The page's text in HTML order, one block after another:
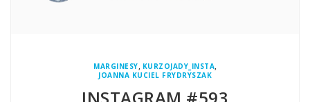
MARGINESY, KURZOJADY_INSTA,
JOANNA KUCIEL FRYDRYSZAK